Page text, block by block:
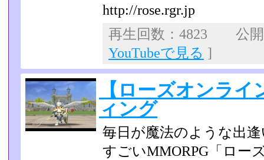
http://rose.rgr.jp
再生回数：4823 公
YouTubeで見る ]
【ローズオンラ
ィング
毎日が魔法のような出
すごいMMORPG「ロー